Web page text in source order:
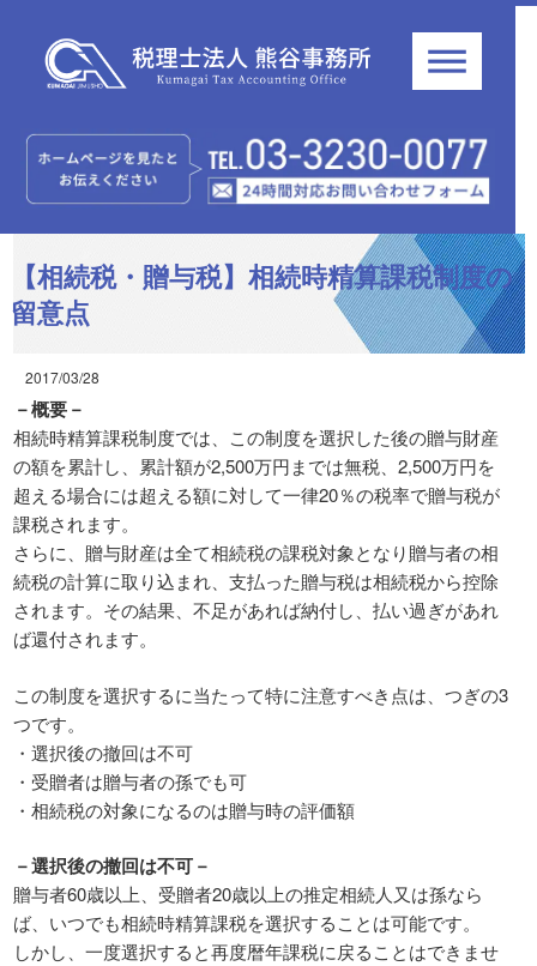
【相続税・贈与税】相続時精算課税制度の
留意点
2017/03/28
－概要－
相続時精算課税制度では、この制度を選択した後の贈与財産
の額を累計し、累計額が2,500万円までは無税、2,500万円を
超える場合には超える額に対して一律20％の税率で贈与税が
課税されます。
さらに、贈与財産は全て相続税の課税対象となり贈与者の相
続税の計算に取り込まれ、支払った贈与税は相続税から控除
されます。その結果、不足があれば納付し、払い過ぎがあれ
ば還付されます。
この制度を選択するに当たって特に注意すべき点は、つぎの3
つです。
・選択後の撤回は不可
・受贈者は贈与者の孫でも可
・相続税の対象になるのは贈与時の評価額
－選択後の撤回は不可－
贈与者60歳以上、受贈者20歳以上の推定相続人又は孫なら
ば、いつでも相続時精算課税を選択することは可能です。
しかし、一度選択すると再度暦年課税に戻ることはできませ